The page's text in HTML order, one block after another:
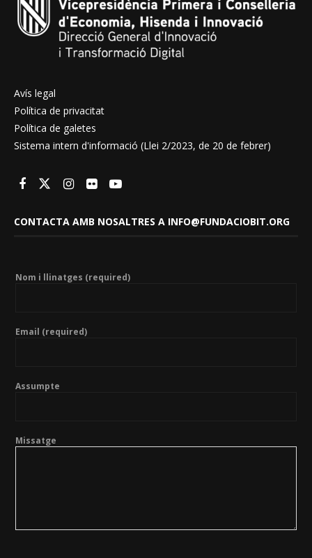
Avís legal
Política de privacitat
Política de galetes
Sistema intern d'informació (Llei 2/2023, de 20 de febrer)
CONTACTA AMB NOSALTRES A INFO@FUNDACIOBIT.ORG
Nom i llinatges (required)
Email (required)
Assumpte
Missatge